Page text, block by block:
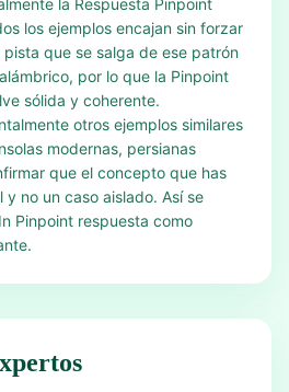
la Respuesta Pinpoint
los ejemplos encajan sin forzar
que se salga de ese patrón
por lo que la Pinpoint
sólida y coherente.
otros ejemplos similares
modernas, persianas
que el concepto que has
no un caso aislado. Así se
Pinpoint respuesta como